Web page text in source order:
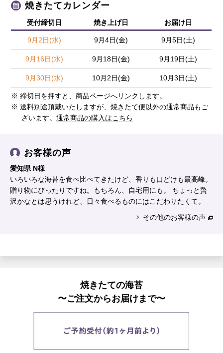
焼きたてカレンダー
受付締切日 焼き上げ日 お届け日
9月2日(水) 9月4日(金) 9月5日(土)
9月16日(水) 9月18日(金) 9月19日(土)
9月30日(水) 10月2日(金) 10月3日(土)
※ 締切日を押すと、商品ページへリンクします。
※ 送料別途頂戴いたしますが、焼きたて便以外の通常商品もご
ざいます。通常商品の購入はこちら
お客様の声
愛知県 N様
いろいろな海苔を食べ比べてきたけど、香りも口どけも最高峰。
贈り物にぴったりですね。もちろん、自宅用にも。 ちょっと贅
沢かなとは思うけれど、日々食べるものにはこだわりたくて。
その他のお客様の声
焼きたての海苔
〜ご注文からお届けまで〜